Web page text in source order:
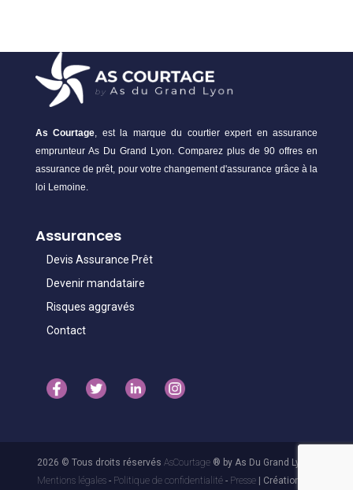
As Courtage, est la marque du courtier expert en assurance
emprunteur As Du Grand Lyon. Comparez plus de 90 offres en
assurance de prêt, pour votre changement d'assurance grâce à la
loi Lemoine.
Assurances
Devis Assurance Prêt
Devenir mandataire
Risques aggravés
Contact
2026 © Tous droits réservés AsCourtage® by As Du Grand Lyon -
Mentions légales - Politique de confidentialité - Presse | Création 3.1